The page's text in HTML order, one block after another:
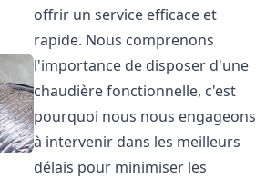
offrir un service efficace et
rapide. Nous comprenons
l'importance de disposer d'une
chaudière fonctionnelle, c'est
pourquoi nous nous engageons
à intervenir dans les meilleurs
délais pour minimiser les